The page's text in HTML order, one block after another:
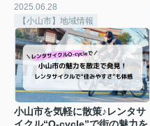
2025.06.28
【小山市】地域情報
小山市を気軽に散策♪レンタサ